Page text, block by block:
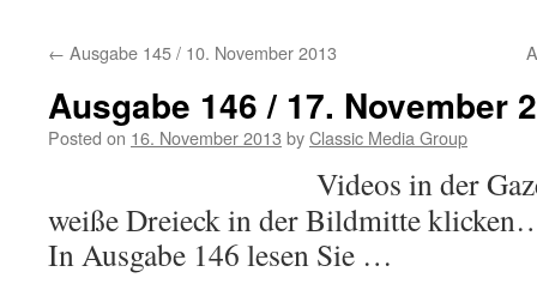
content
← Ausgabe 145 / 10. November 2013
Ausgabe 146 / 17. November
Posted on 16. November 2013 byClassic Media Group
Videos in der
weiße Dreieck in der Bildmitte
In Ausgabe 146 lesen Sie …